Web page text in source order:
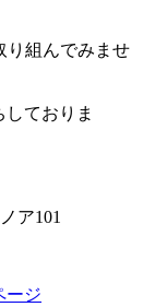
り組んでみませ
ておりま
ア101
ジ